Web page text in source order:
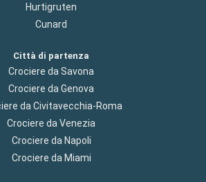
Hurtigruten
Cunard
Città di partenza
Crociere da Savona
Crociere da Genova
da Civitavecchia-Roma
Crociere da Venezia
Crociere da Napoli
Crociere da Miami